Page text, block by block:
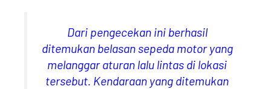
Dari pengecekan ini berhasil
ditemukan belasan sepeda motor yang
melanggar aturan lalu lintas di lokasi
tersebut. Kendaraan yang ditemukan